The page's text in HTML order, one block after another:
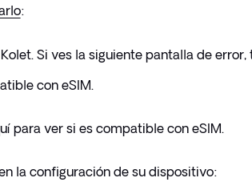
:
Si ves la siguiente pantalla de error,
con eSIM.
para ver si es compatible con eSIM.
la configuración de su dispositivo: